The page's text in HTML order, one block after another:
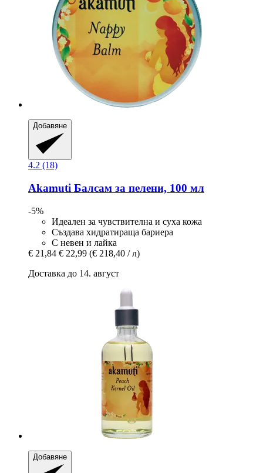
Добавяне
4.2 (18)
Akamuti Балсам за пелени, 100 мл
-5%
Идеален за чувствителна и суха кожа
Създава хидратираща бариера
С невен и лайка
€ 21,84 € 22,99 (€ 218,40 / л)
Доставка до 14. август
Добавяне